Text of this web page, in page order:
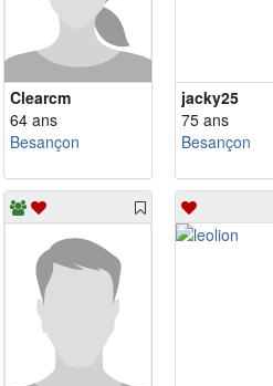
Clearcm
64 ans
Besançon
jacky25
75 ans
Besançon